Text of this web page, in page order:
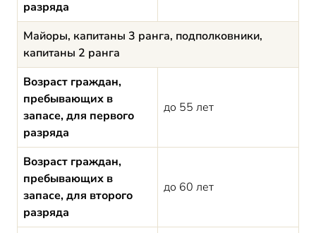
разряда
Майоры, капитаны 3 ранга, подполковники,
капитаны 2 ранга
Возраст граждан,
пребывающих в
запасе, для первого
разряда
до 55 лет
Возраст граждан,
пребывающих в
запасе, для второго
разряда
до 60 лет